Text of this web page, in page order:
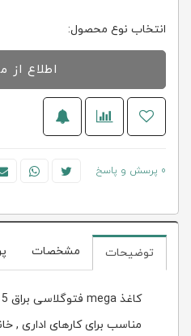
انتخاب نوع محصول:
اطلاع از
0 پرسش و پاسخ
توضیحات مشخصات
کاغذ mega فتوگلاسی براق 115 گرم 100 برگی A4
مناسب برای کارهای اداری